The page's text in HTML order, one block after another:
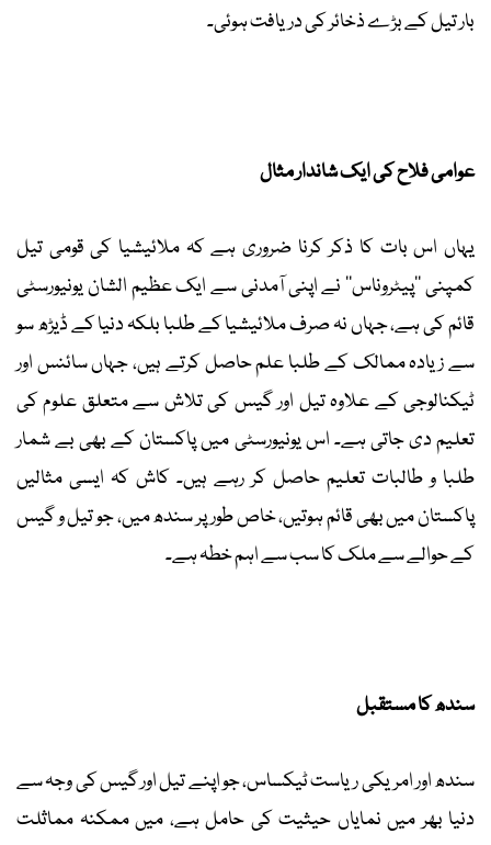
بار تیل کے بڑے ذخائر کی دریافت ہوئی۔
عوامی فلاح کی ایک شاندار مثال
یہاں اس بات کا ذکر کرنا ضروری ہے کہ ملائیشیا کی قومی تیل
کمپنی ''پیٹروناس'' نے اپنی آمدنی سے ایک عظیم الشان یونیورسٹی
قائم کی ہے، جہاں نہ صرف ملائیشیا کے طلبا بلکہ دنیا کے ڈیڑھ سو
سے زیادہ ممالک کے طلبا علم حاصل کرتے ہیں، جہاں سائنس اور
ٹیکنالوجی کے علاوہ تیل اور گیس کی تلاش سے متعلق علوم کی
تعلیم دی جاتی ہے۔ اس یونیورسٹی میں پاکستان کے بھی بے شمار
طلبا و طالبات تعلیم حاصل کر رہے ہیں۔ کاش کہ ایسی مثالیں
پاکستان میں بھی قائم ہوتیں، خاص طور پر سندھ میں، جو تیل و گیس
کے حوالے سے ملک کا سب سے اہم خطہ ہے۔
سندھ کا مستقبل
سندھ اور امریکی ریاست ٹیکساس، جو اپنے تیل اور گیس کی وجہ سے
دنیا بھر میں نمایاں حیثیت کی حامل ہے، میں ممکنہ مماثلت